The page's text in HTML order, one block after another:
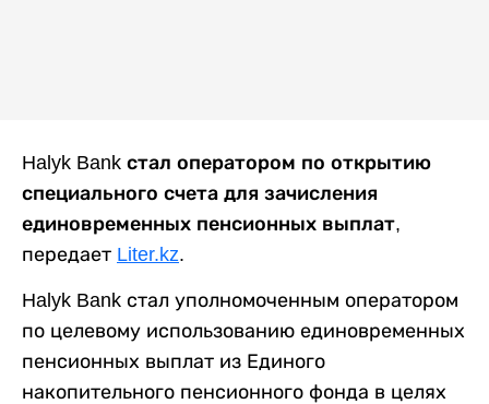
Halyk Bank стал оператором по открытию
специального счета для зачисления
единовременных пенсионных выплат,
передает Liter.kz.
Halyk Bank стал уполномоченным оператором
по целевому использованию единовременных
пенсионных выплат из Единого
накопительного пенсионного фонда в целях